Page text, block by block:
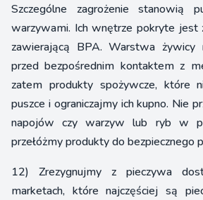
Szczególne zagrożenie stanowią
warzywami. Ich wnętrze pokryte jest
zawierającą BPA. Warstwa żywicy
przed bezpośrednim kontaktem z
zatem produkty spożywcze, które
puszce i ograniczajmy ich kupno. Nie
napojów czy warzyw lub ryb w
przełóżmy produkty do bezpiecznego
12) Zrezygnujmy z pieczywa
marketach, które najczęściej są